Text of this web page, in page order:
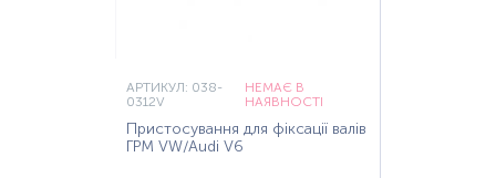
АРТИКУЛ: 038-
0312V
НЕМАЄ В
НАЯВНОСТІ
Пристосування для фіксації валів
ГРМ VW/Audi V6